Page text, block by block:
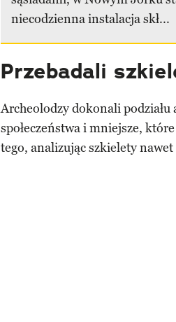
niecodzienna instalacja skł...
Przebadali
Archeolodzy dokonali
społeczeństwa i mniejsze,
tego, analizując szkielety nawet